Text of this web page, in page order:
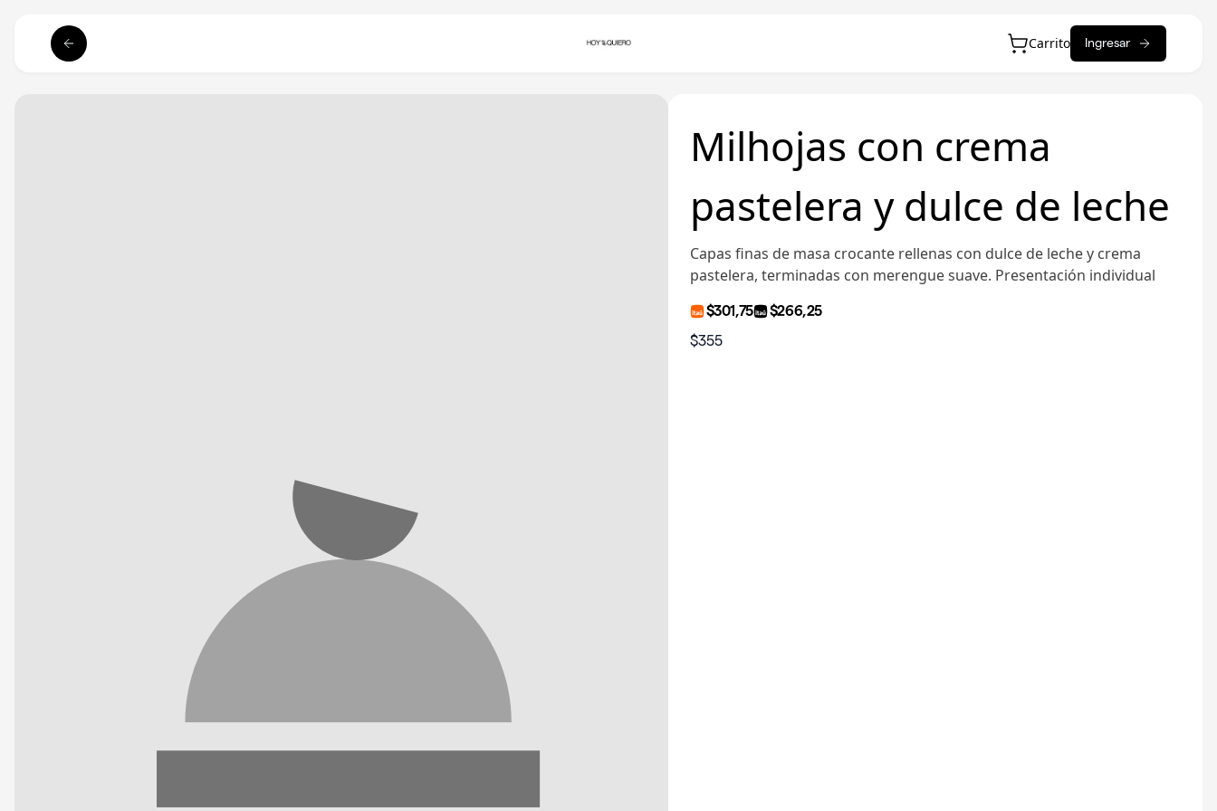
Carrito Ingresar
Milhojas con crema
pastelera y dulce de leche
Capas finas de masa crocante rellenas con dulce de leche y crema
pastelera, terminadas con merengue suave. Presentación individual
$301,75 $266,25
$355